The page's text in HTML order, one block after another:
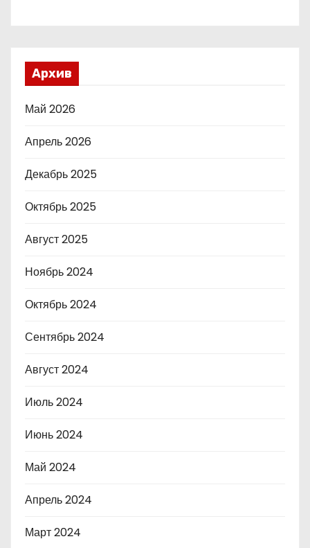
Архив
Май 2026
Апрель 2026
Декабрь 2025
Октябрь 2025
Август 2025
Ноябрь 2024
Октябрь 2024
Сентябрь 2024
Август 2024
Июль 2024
Июнь 2024
Май 2024
Апрель 2024
Март 2024